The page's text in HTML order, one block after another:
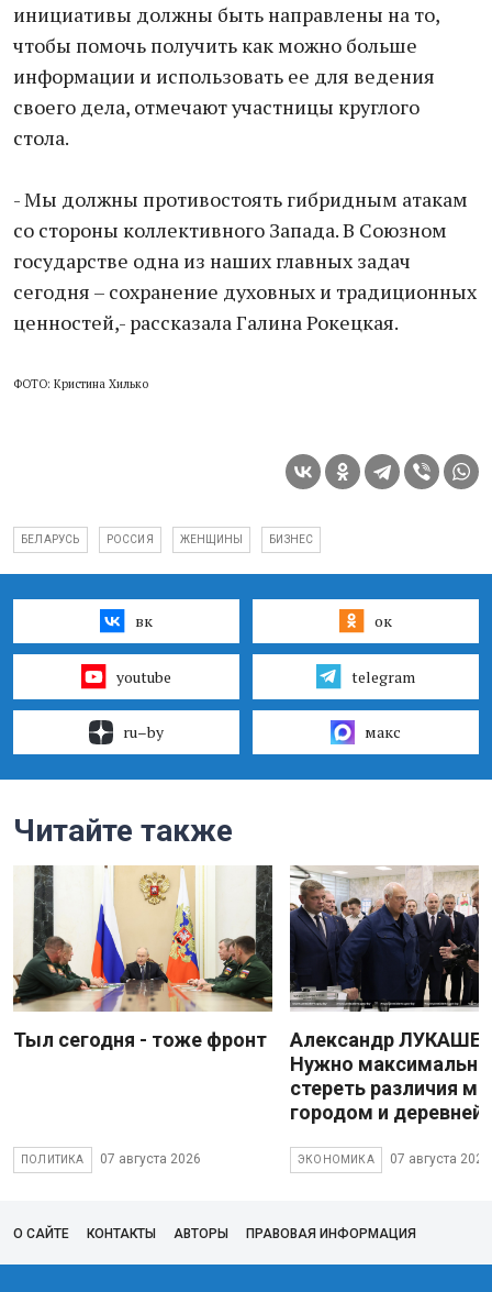
инициативы должны быть направлены на то,
чтобы помочь получить как можно больше
информации и использовать ее для ведения
своего дела, отмечают участницы круглого
стола.
- Мы должны противостоять гибридным атакам
со стороны коллективного Запада. В Союзном
государстве одна из наших главных задач
сегодня – сохранение духовных и традиционных
ценностей,- рассказала Галина Рокецкая.
ФОТО: Кристина Хилько
БЕЛАРУСЬ РОССИЯ ЖЕНЩИНЫ БИЗНЕС
вк ок
youtube telegram
ru–by макс
Читайте также
Тыл сегодня - тоже фронт
ПОЛИТИКА 07 августа 2026
Александр
Нужно максимально
стереть различия
городом и деревней
ЭКОНОМИКА 07 августа 2026
О САЙТЕ КОНТАКТЫ АВТОРЫ ПРАВОВАЯ ИНФОРМАЦИЯ